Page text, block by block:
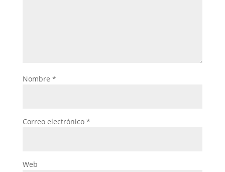
Nombre *
Correo electrónico *
Web